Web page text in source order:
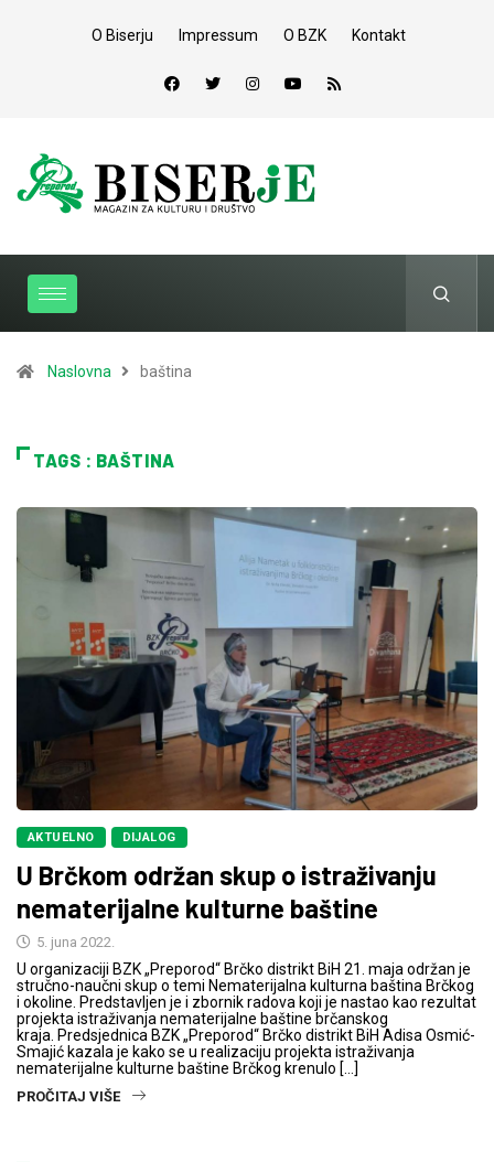
O Biserju Impressum O BZK Kontakt
Naslovna baština
TAGS : BAŠTINA
AKTUELNO DIJALOG
U Brčkom održan skup o istraživanju
nematerijalne kulturne baštine
5. juna 2022.
U organizaciji BZK „Preporod“ Brčko distrikt BiH 21. maja održan je
stručno-naučni skup o temi Nematerijalna kulturna baština Brčkog
i okoline. Predstavljen je i zbornik radova koji je nastao kao rezultat
projekta istraživanja nematerijalne baštine brčanskog
kraja. Predsjednica BZK „Preporod“ Brčko distrikt BiH Adisa Osmić-
Smajić kazala je kako se u realizaciju projekta istraživanja
nematerijalne kulturne baštine Brčkog krenulo […]
PROČITAJ VIŠE